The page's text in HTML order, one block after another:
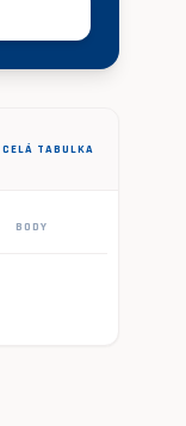
CELÁ TABULKA
BODY